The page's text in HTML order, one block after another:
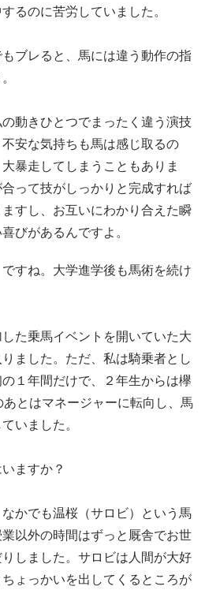
るのに苦労していました。
ブレると、馬には違う動作の指
。
動きひとつでまったく違う演技
安な気持ちも馬は感じ取るの
暴走してしまうこともありま
って技がしっかりと完成すれば
すし、お互いにわかり合えた瞬
びがあるんですよ。
すね。大学進学後も馬術を続け
た乗馬イベントを開いていた大
ました。ただ、私は騎乗者とし
１年間だけで、２年生からは欅
とはマネージャーに転向し、馬
いました。
いますか？
かでも温桜（サロビ）という馬
以外の時間はずっと厩舎でお世
しました。サロビは人間が大好
ょっかいを出してくるところが